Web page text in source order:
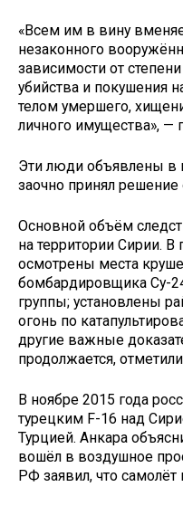
«Всем им в вину
незаконного
зависимости от
убийства и покушения
телом умершего,
личного имущества», —
Эти люди объявлены в
заочно принял решение
Основной объём
на территории Сирии.
осмотрены места
бомбардировщика Су-
группы; установлены
огонь по
другие важные
продолжается,
В ноябре 2015 года
турецким F-16 над
Турцией. Анкара
вошёл в воздушное
РФ заявил, что самолёт